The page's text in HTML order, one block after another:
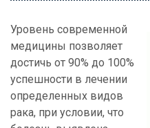
Уровень современной
медицины позволяет
достичь от 90% до 100%
успешности в лечении
определенных видов
рака, при условии, что